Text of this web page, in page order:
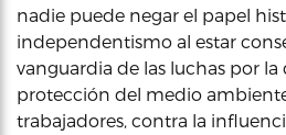
nadie puede negar el papel
independentismo al estar
vanguardia de las luchas por la
protección del medio
trabajadores, contra la